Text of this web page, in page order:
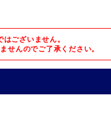
ございません。
せんのでご了承ください。